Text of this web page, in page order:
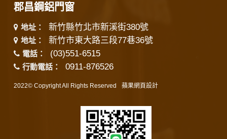
郡昌鋼鋁門窗
地址： 新竹縣竹北市新溪街380號
地址： 新竹市東大路三段77巷36號
電話： (03)551-6515
行動電話： 0911-876526
2022© Copyright All Rights Reserved 蘋果網頁設計